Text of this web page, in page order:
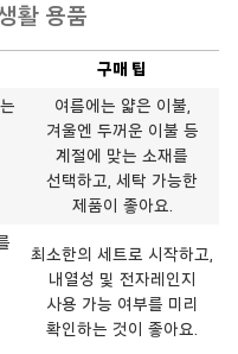
활 용품
구매 팁
여름에는 얇은 이불,
겨울엔 두꺼운 이불 등
계절에 맞는 소재를
선택하고, 세탁 가능한
제품이 좋아요.
최소한의 세트로 시작하고,
내열성 및 전자레인지
사용 가능 여부를 미리
확인하는 것이 좋아요.